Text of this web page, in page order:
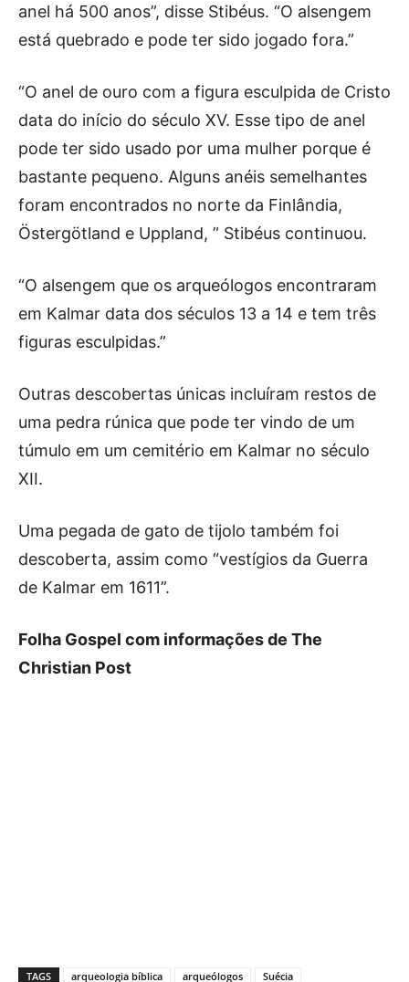
anel há 500 anos”, disse Stibéus. “O alsengem
está quebrado e pode ter sido jogado fora.”
“O anel de ouro com a figura esculpida de Cristo
data do início do século XV. Esse tipo de anel
pode ter sido usado por uma mulher porque é
bastante pequeno. Alguns anéis semelhantes
foram encontrados no norte da Finlândia,
Östergötland e Uppland, ” Stibéus continuou.
“O alsengem que os arqueólogos encontraram
em Kalmar data dos séculos 13 a 14 e tem três
figuras esculpidas.”
Outras descobertas únicas incluíram restos de
uma pedra rúnica que pode ter vindo de um
túmulo em um cemitério em Kalmar no século
XII.
Uma pegada de gato de tijolo também foi
descoberta, assim como “vestígios da Guerra
de Kalmar em 1611”.
Folha Gospel com informações de The
Christian Post
TAGS arqueologia bíblica arqueólogos Suécia